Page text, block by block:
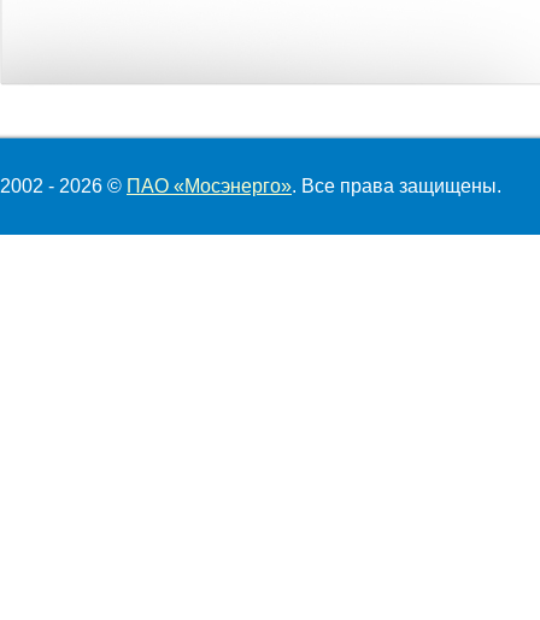
2002 - 2026 © ПАО «Мосэнерго». Все права защищены.